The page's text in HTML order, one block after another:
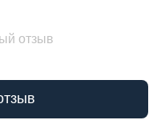
отзыв